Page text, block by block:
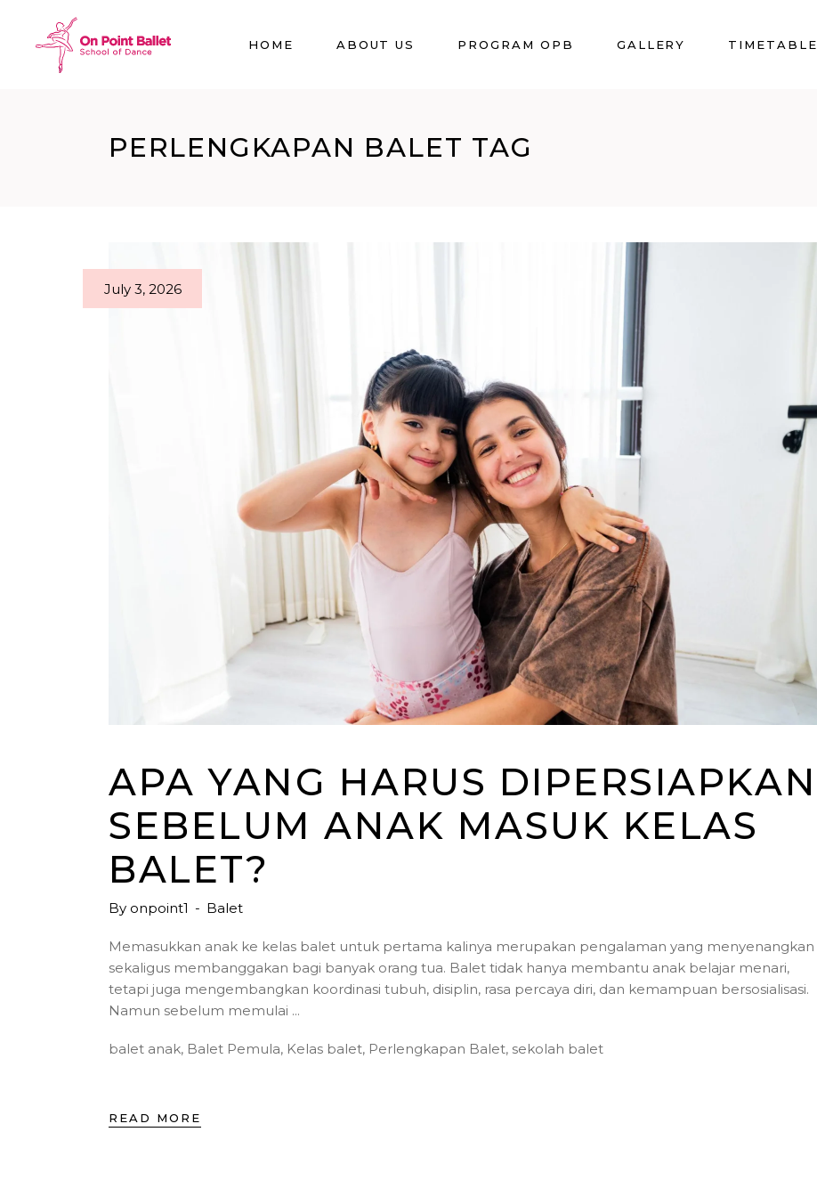
HOME ABOUT US PROGRAM OPB GALLERY TIMETABLE
PERLENGKAPAN BALET TAG
July 3, 2026
APA YANG HARUS DIPERSIAPKAN
SEBELUM ANAK MASUK KELAS
BALET?
By onpoint1 Balet
Memasukkan anak ke kelas balet untuk pertama kalinya merupakan pengalaman yang menyenangkan
sekaligus membanggakan bagi banyak orang tua. Balet tidak hanya membantu anak belajar menari,
tetapi juga mengembangkan koordinasi tubuh, disiplin, rasa percaya diri, dan kemampuan bersosialisasi.
Namun sebelum memulai
balet anak, Balet Pemula, Kelas balet, Perlengkapan Balet, sekolah balet
READ MORE